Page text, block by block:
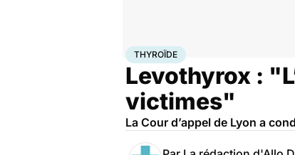
AccueilSanté Maladies
THYROÏDE
Levothyrox :
victimes"
La Cour d’appel de Lyon a